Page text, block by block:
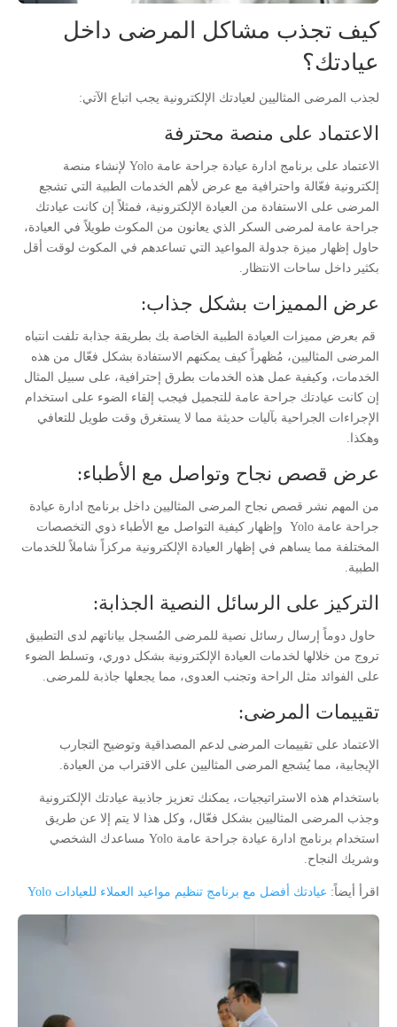
كيف تجذب مشاكل المرضى داخل
عيادتك؟
لجذب المرضى المثاليين لعيادتك الإلكترونية يجب اتباع الآتي:
الاعتماد على منصة محترفة
الاعتماد على برنامج ادارة عيادة جراحة عامة Yolo لإنشاء منصة
إلكترونية فعّالة واحترافية مع عرض لأهم الخدمات الطبية التي تشجع
المرضى على الاستفادة من العيادة الإلكترونية، فمثلاً إن كانت عيادتك
جراحة عامة لمرضى السكر الذي يعانون من المكوث طويلاً في العيادة،
حاول إظهار ميزة جدولة المواعيد التي تساعدهم في المكوث لوقت أقل
بكثير داخل ساحات الانتظار.
عرض المميزات بشكل جذاب:
قم بعرض مميزات العيادة الطبية الخاصة بك بطريقة جذابة تلفت انتباه
المرضى المثاليين، مُظهراً كيف يمكنهم الاستفادة بشكل فعّال من هذه
الخدمات، وكيفية عمل هذه الخدمات بطرق إحترافية، على سبيل المثال
إن كانت عيادتك جراحة عامة للتجميل فيجب إلقاء الضوء على استخدام
الإجراءات الجراحية بآليات حديثة مما لا يستغرق وقت طويل للتعافي
وهكذا.
عرض قصص نجاح وتواصل مع الأطباء:
من المهم نشر قصص نجاح المرضى المثاليين داخل برنامج ادارة عيادة
جراحة عامة Yolo وإظهار كيفية التواصل مع الأطباء ذوي التخصصات
المختلفة مما يساهم في إظهار العيادة الإلكترونية مركزاً شاملاً للخدمات
الطبية.
التركيز على الرسائل النصية الجذابة:
حاول دوماً إرسال رسائل نصية للمرضى المُسجل بياناتهم لدى التطبيق
تروج من خلالها لخدمات العيادة الإلكترونية بشكل دوري، وتسلط الضوء
على الفوائد مثل الراحة وتجنب العدوى، مما يجعلها جاذبة للمرضى.
تقييمات المرضى:
الاعتماد على تقييمات المرضى لدعم المصداقية وتوضيح التجارب
الإيجابية، مما يُشجع المرضى المثاليين على الاقتراب من العيادة.
باستخدام هذه الاستراتيجيات، يمكنك تعزيز جاذبية عيادتك الإلكترونية
وجذب المرضى المثاليين بشكل فعّال، وكل هذا لا يتم إلا عن طريق
استخدام برنامج ادارة عيادة جراحة عامة Yolo مساعدك الشخصي
وشريك النجاح.
اقرأ أيضاً: عيادتك أفضل مع برنامج تنظيم مواعيد العملاء للعيادات Yolo